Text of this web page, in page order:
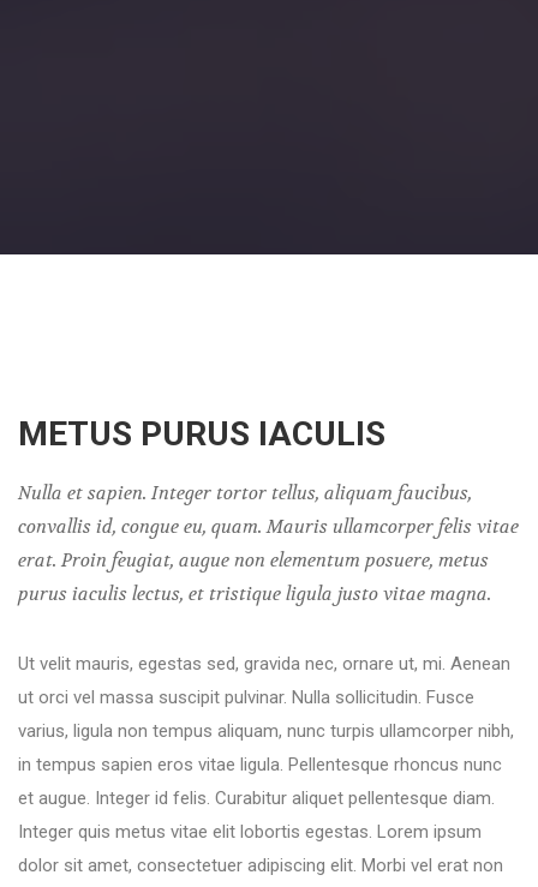
METUS PURUS IACULIS
Nulla et sapien. Integer tortor tellus, aliquam faucibus,
convallis id, congue eu, quam. Mauris ullamcorper felis vitae
erat. Proin feugiat, augue non elementum posuere, metus
purus iaculis lectus, et tristique ligula justo vitae magna.
Ut velit mauris, egestas sed, gravida nec, ornare ut, mi. Aenean
ut orci vel massa suscipit pulvinar. Nulla sollicitudin. Fusce
varius, ligula non tempus aliquam, nunc turpis ullamcorper nibh,
in tempus sapien eros vitae ligula. Pellentesque rhoncus nunc
et augue. Integer id felis. Curabitur aliquet pellentesque diam.
Integer quis metus vitae elit lobortis egestas. Lorem ipsum
dolor sit amet, consectetuer adipiscing elit. Morbi vel erat non